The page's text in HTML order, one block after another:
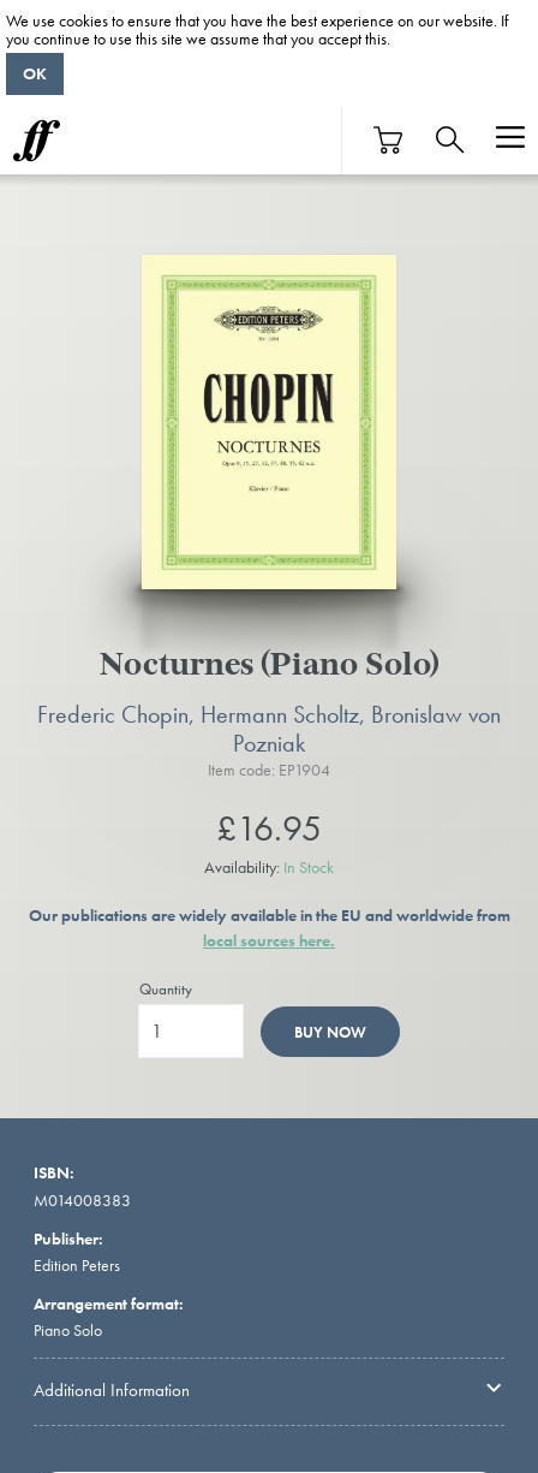
Nocturnes (Piano Solo)
Frederic Chopin, Hermann Scholtz, Bronislaw von
Pozniak
Item code: EP1904
£16.95
Availability: In Stock
Our publications are widely available in the EU and worldwide from
local sources here.
Quantity
BUY NOW
ISBN:
M014008383
Publisher:
Edition Peters
Arrangement format:
Piano Solo
Additional Information
We use cookies to ensure that you have the best experience on our website. If
you continue to use this site we assume that you accept this.
OK